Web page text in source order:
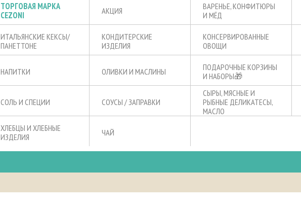
ТОРГОВАЯ МАРКА
CEZONI
АКЦИЯ
ВАРЕНЬЕ, КОНФИТЮРЫ
И МЁД
ИТАЛЬЯНСКИЕ КЕКСЫ/
ПАНЕТТОНЕ
КОНДИТЕРСКИЕ
ИЗДЕЛИЯ
КОНСЕРВИРОВАННЫЕ
ОВОЩИ
НАПИТКИ ОЛИВКИ И МАСЛИНЫ
ПОДАРОЧНЫЕ КОРЗИНЫ
И НАБОРЫ🎁
СОЛЬ И СПЕЦИИ СОУСЫ / ЗАПРАВКИ
СЫРЫ, МЯСНЫЕ И
РЫБНЫЕ ДЕЛИКАТЕСЫ,
МАСЛО
ХЛЕБЦЫ И ХЛЕБНЫЕ
ИЗДЕЛИЯ
ЧАЙ